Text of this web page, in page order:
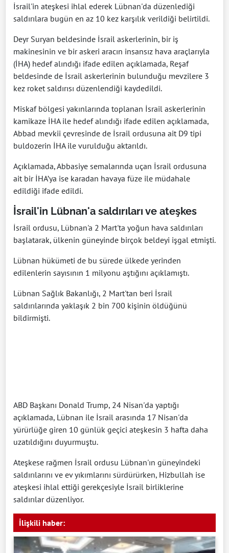
İsrail'in ateşkesi ihlal ederek Lübnan'da düzenlediği
saldırılara bugün en az 10 kez karşılık verildiği belirtildi.
Deyr Suryan beldesinde İsrail askerlerinin, bir iş
makinesinin ve bir askeri aracın insansız hava araçlarıyla
(İHA) hedef alındığı ifade edilen açıklamada, Reşaf
beldesinde de İsrail askerlerinin bulunduğu mevzilere 3
kez roket saldırısı düzenlendiği kaydedildi.
Miskaf bölgesi yakınlarında toplanan İsrail askerlerinin
kamikaze İHA ile hedef alındığı ifade edilen açıklamada,
Abbad mevkii çevresinde de İsrail ordusuna ait D9 tipi
buldozerin İHA ile vurulduğu aktarıldı.
Açıklamada, Abbasiye semalarında uçan İsrail ordusuna
ait bir İHA’ya ise karadan havaya füze ile müdahale
edildiği ifade edildi.
İsrail'in Lübnan'a saldırıları ve ateşkes
İsrail ordusu, Lübnan'a 2 Mart'ta yoğun hava saldırıları
başlatarak, ülkenin güneyinde birçok beldeyi işgal etmişti.
Lübnan hükümeti de bu sürede ülkede yerinden
edilenlerin sayısının 1 milyonu aştığını açıklamıştı.
Lübnan Sağlık Bakanlığı, 2 Mart'tan beri İsrail
saldırılarında yaklaşık 2 bin 700 kişinin öldüğünü
bildirmişti.
ABD Başkanı Donald Trump, 24 Nisan'da yaptığı
açıklamada, Lübnan ile İsrail arasında 17 Nisan'da
yürürlüğe giren 10 günlük geçici ateşkesin 3 hafta daha
uzatıldığını duyurmuştu.
Ateşkese rağmen İsrail ordusu Lübnan'ın güneyindeki
saldırılarını ve ev yıkımlarını sürdürürken, Hizbullah ise
ateşkesi ihlal ettiği gerekçesiyle İsrail birliklerine
saldırılar düzenliyor.
İlişkili haber: